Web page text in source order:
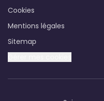
Cookies
Mentions légales
Sitemap